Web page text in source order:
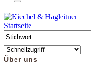
Startseite
Über uns